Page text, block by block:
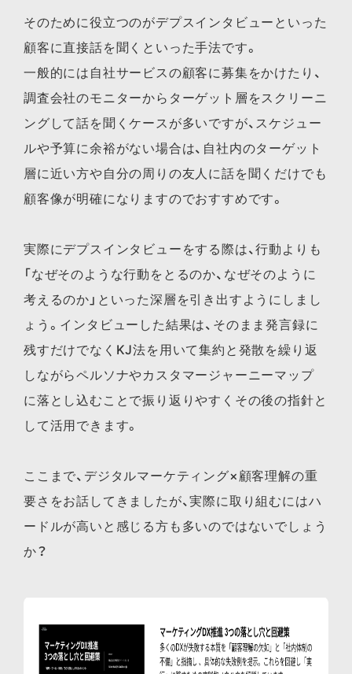
そのために役立つのがデプスインタビューといった
顧客に直接話を聞くといった手法です。
一般的には自社サービスの顧客に募集をかけたり、
調査会社のモニターからターゲット層をスクリーニ
ングして話を聞くケースが多いですが、スケジュー
ルや予算に余裕がない場合は、自社内のターゲット
層に近い方や自分の周りの友人に話を聞くだけでも
顧客像が明確になりますのでおすすめです。
実際にデプスインタビューをする際は、行動よりも
「なぜそのような行動をとるのか、なぜそのように
考えるのか」といった深層を引き出すようにしまし
ょう。インタビューした結果は、そのまま発言録に
残すだけでなくKJ法を用いて集約と発散を繰り返
しながらペルソナやカスタマージャーニーマップ
に落とし込むことで振り返りやすくその後の指針と
して活用できます。
ここまで、デジタルマーケティング×顧客理解の重
要さをお話してきましたが、実際に取り組むにはハ
ードルが高いと感じる方も多いのではないでしょう
か？